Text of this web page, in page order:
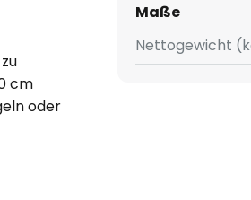
cm
oder
Maße
Nettogewicht